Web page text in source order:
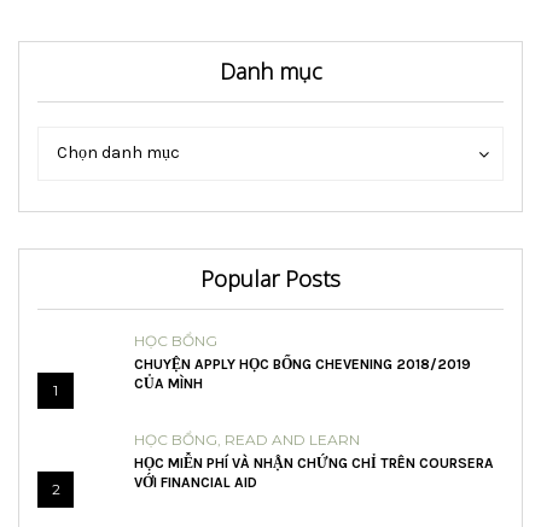
Danh mục
Chọn danh mục
Danh
Popular Posts
1
HỌC BỔNG
CHUYỆN APPLY HỌC BỔNG CHEVENING 2018/2019
CỦA MÌNH
2
HỌC BỔNG READ AND LEARN
HỌC MIỄN PHÍ VÀ NHẬN CHỨNG CHỈ TRÊN COURSERA
VỚI FINANCIAL AID